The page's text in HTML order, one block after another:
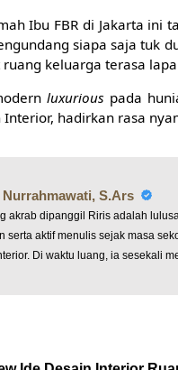
Ibu FBR di Jakarta ini
siapa saja tuk
ruang keluarga terasa
luxurious pada
Interior, hadirkan rasa
S.Ars
akrab dipanggil Riris adalah
serta aktif menulis sejak masa
Di waktu luang, ia sesekali